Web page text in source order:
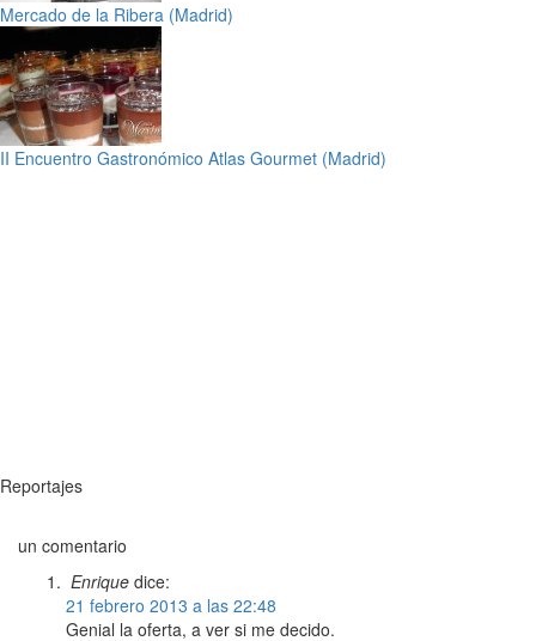
Mercado de la Ribera (Madrid)
II Encuentro Gastronómico Atlas Gourmet (Madrid)
Reportajes
un comentario
Enrique dice:
21 febrero 2013 a las 22:48
Genial la oferta, a ver si me decido.